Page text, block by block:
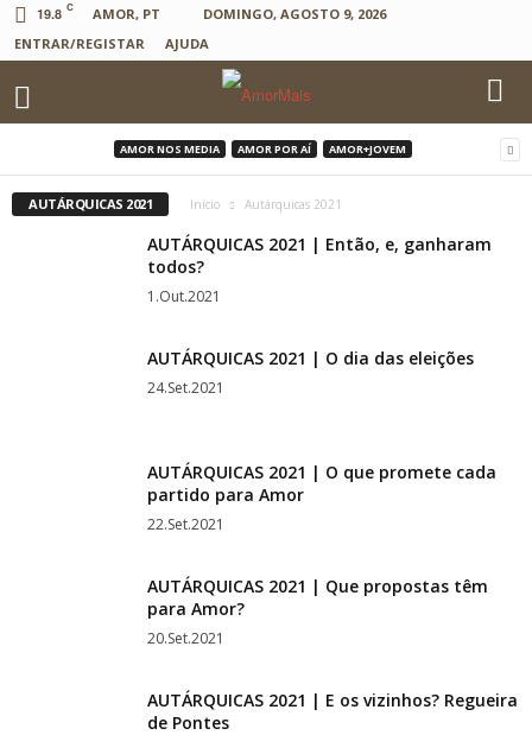
19.8 C AMOR, PT
DOMINGO, AGOSTO 9, 2026
ENTRAR/REGISTAR
AJUDA
AMOR NOS MEDIA AMOR POR AÍ AMOR+JOVEM
AUTÁRQUICAS 2021 Início Autárquicas 2021
AUTÁRQUICAS 2021 | Então, e, ganharam
todos?
1.Out.2021
AUTÁRQUICAS 2021 | O dia das eleições
24.Set.2021
AUTÁRQUICAS 2021 | O que promete cada
partido para Amor
22.Set.2021
AUTÁRQUICAS 2021 | Que propostas têm
para Amor?
20.Set.2021
AUTÁRQUICAS 2021 | E os vizinhos? Regueira
de Pontes